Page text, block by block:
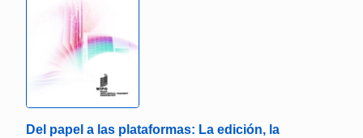
Del papel a las plataformas: La edición, la